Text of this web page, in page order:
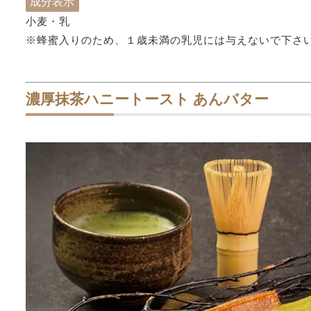
小麦・乳
※蜂蜜入りのため、１歳未満の乳児には与えないで下さ
濃厚抹茶ハニートースト あんバター